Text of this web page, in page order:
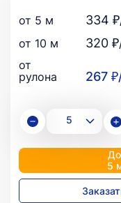
от 5 м 334
от 10 м 320
от
рулона
267
5